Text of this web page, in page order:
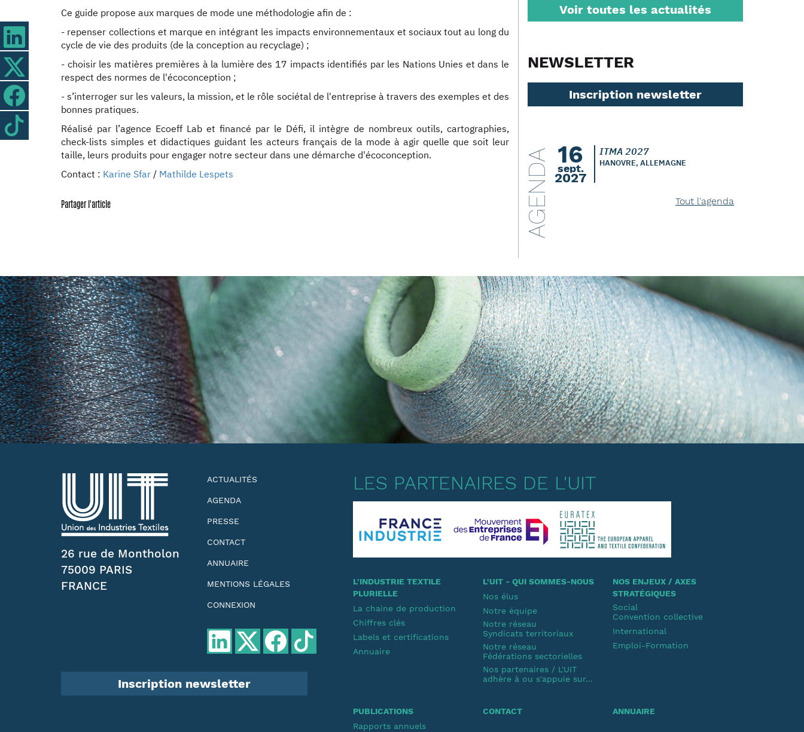
Ce guide propose aux marques de mode une méthodologie afin de :
- repenser collections et marque en intégrant les impacts environnementaux et sociaux tout au long du
cycle de vie des produits (de la conception au recyclage) ;
- choisir les matières premières à la lumière des 17 impacts identifiés par les Nations Unies et dans le
respect des normes de l'écoconception ;
- s’interroger sur les valeurs, la mission, et le rôle sociétal de l'entreprise à travers des exemples et des
bonnes pratiques.
Réalisé par l’agence Ecoeff Lab et financé par le Défi, il intègre de nombreux outils, cartographies,
check-lists simples et didactiques guidant les acteurs français de la mode à agir quelle que soit leur
taille, leurs produits pour engager notre secteur dans une démarche d'écoconception.
Contact : Karine Sfar / Mathilde Lespets
Partager l'article
Voir toutes les actualités
NEWSLETTER
Inscription newsletter
AGENDA 16
sept.
2027
ITMA 2027
HANOVRE, ALLEMAGNE
Tout l'agenda
26 rue de Montholon
75009 PARIS
FRANCE
ACTUALITÉS
AGENDA
PRESSE
CONTACT
ANNUAIRE
MENTIONS LÉGALES
CONNEXION
Inscription newsletter
LES PARTENAIRES DE L'UIT
L'INDUSTRIE TEXTILE
PLURIELLE
La chaine de production
Chiffres clés
Labels et certifications
Annuaire
L'UIT - QUI SOMMES-NOUS
Nos élus
Notre équipe
Notre réseau
Syndicats territoriaux
Notre réseau
Fédérations sectorielles
Nos partenaires / L'UIT
adhère à ou s'appuie sur...
NOS ENJEUX / AXES
STRATÉGIQUES
Social
Convention collective
International
Emploi-Formation
PUBLICATIONS
Rapports annuels
CONTACT ANNUAIRE